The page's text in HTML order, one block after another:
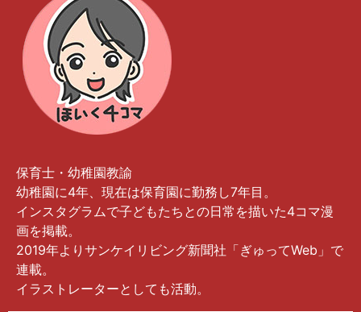
保育士・幼稚園教諭
幼稚園に4年、現在は保育園に勤務し7年目。
インスタグラムで子どもたちとの日常を描いた4コマ漫
画を掲載。
2019年よりサンケイリビング新聞社「ぎゅってWeb」で
連載。
イラストレーターとしても活動。